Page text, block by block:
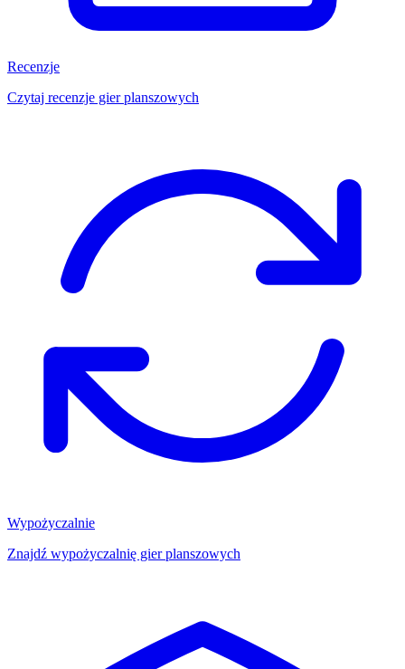
Recenzje
Czytaj recenzje gier planszowych
Wypożyczalnie
Znajdź wypożyczalnię gier planszowych